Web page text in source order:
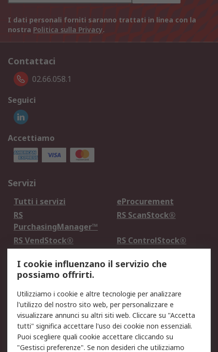
I dati personali forniti saranno trattati in linea con la
nostra Politica sulla Privacy.
Contattaci
02.66.058.1
Seguici
Accettiamo
Servizi
Tutti i servizi
eProcurement
RS
PurchasingManager™
RS ScanStock®
RS VendStock®
RS ControlStock®
Legale
Informativa Cookie
Informativa Privacy -
Aggiornata
Email Security
Termini d'uso
Condizioni di vendita
Condizioni generali di
servizio
I cookie influenzano il servizio che
possiamo offrirti.
Utilizziamo i cookie e altre tecnologie per analizzare
l'utilizzo del nostro sito web, per personalizzare e
visualizzare annunci su altri siti web. Cliccare su "Accetta
tutti" significa accettare l'uso dei cookie non essenziali.
Puoi scegliere quali cookie accettare cliccando su
"Gestisci preferenze". Se non desideri che utilizziamo